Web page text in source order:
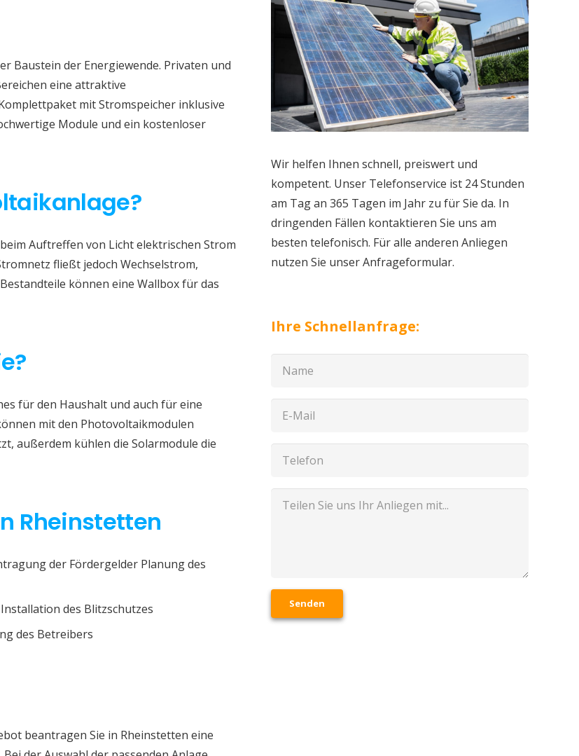
Baustein der Energiewende. Privaten und
eine attraktive
mit Stromspeicher inklusive
Module und ein kostenloser
Auftreffen von Licht elektrischen Strom
fließt jedoch Wechselstrom,
können eine Wallbox für das
für den Haushalt und auch für eine
mit den Photovoltaikmodulen
außerdem kühlen die Solarmodule die
Rheinstetten
der Fördergelder Planung des
des Blitzschutzes
des Betreibers
beantragen Sie in Rheinstetten eine
Wir helfen Ihnen schnell, preiswert und
kompetent. Unser Telefonservice ist 24 Stunden
am Tag an 365 Tagen im Jahr zu für Sie da. In
dringenden Fällen kontaktieren Sie uns am
besten telefonisch. Für alle anderen Anliegen
nutzen Sie unser Anfrageformular.
Ihre Schnellanfrage:
Senden